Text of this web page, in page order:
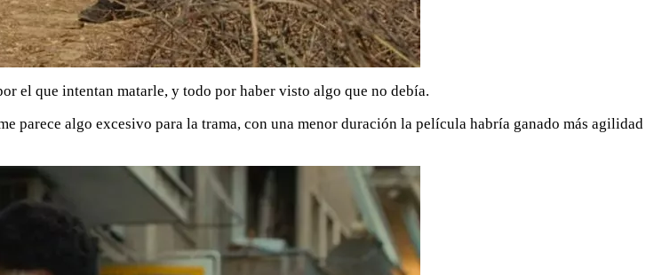
el que intentan matarle, y todo por haber visto algo que no debía.
parece algo excesivo para la trama, con una menor duración la película habría ganado más agilidad